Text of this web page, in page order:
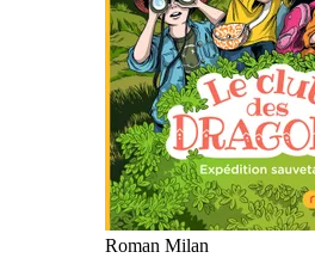
Roman Milan